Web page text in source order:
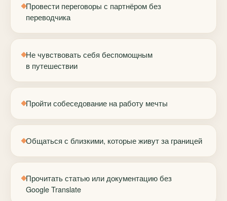
Провести переговоры с партнёром без
переводчика
Не чувствовать себя беспомощным
в путешествии
Пройти собеседование на работу мечты
Общаться с близкими, которые живут за границей
Прочитать статью или документацию без
Google Translate